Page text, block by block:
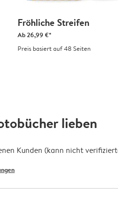
Fröhliche Streifen
Ab26,99 €*
Preis basiert auf 48 Seiten
lieben
Kunden (kann nicht